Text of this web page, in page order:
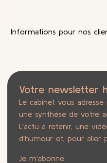
Informations pour nos
Votre newsletter
Le cabinet vous adresse
une synthèse de votre
L'actu à retenir, une
d'humour et, pour aller
Je m'abonne